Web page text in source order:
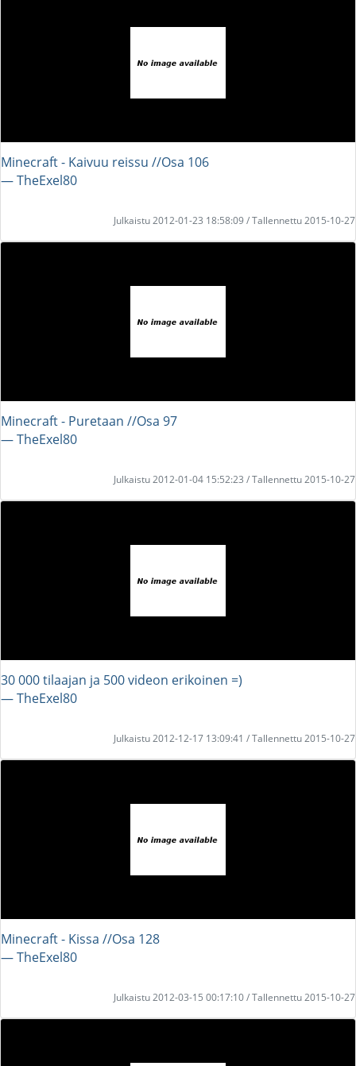
Minecraft - Kaivuu reissu //Osa 106
― TheExel80
Julkaistu 2012-01-23 18:58:09 / Tallennettu 2015-10-27
Minecraft - Puretaan //Osa 97
― TheExel80
Julkaistu 2012-01-04 15:52:23 / Tallennettu 2015-10-27
30 000 tilaajan ja 500 videon erikoinen =)
― TheExel80
Julkaistu 2012-12-17 13:09:41 / Tallennettu 2015-10-27
Minecraft - Kissa //Osa 128
― TheExel80
Julkaistu 2012-03-15 00:17:10 / Tallennettu 2015-10-27